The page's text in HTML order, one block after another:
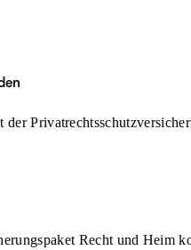
der
Recht und Heim